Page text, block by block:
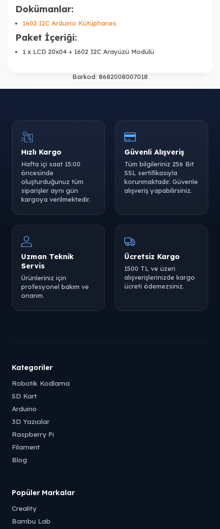
Dokümanlar:
1602 I2C Arduino Kütüphanes
Paket İçeriği:
1 x LCD 20x04 + 1602 I2C Arayüzü Modülü
Barkod: 8682008007018
Hızlı Kargo
Hafta içi saat 15:00
öncesinde
oluşturduğunuz tüm
siparişler aynı gün
kargoya verilmektedir.
Güvenli Alışveriş
Tüm bilgileriniz 256 Bit
SSL sertifikasıyla
korunmaktadır. Güvenle
alışveriş yapabilirsiniz.
Uzman Teknik
Servis
Ürünleriniz için
profesyonel bakım ve
onarım.
Ücretsiz Kargo
1500 TL ve üzeri
alışverişlerinizde kargo
ücreti ödemezsiniz.
Kategoriler
Robotik Kodlama
SD Kart
Arduino
3D Yazıcılar
Raspberry Pi
Filament
Blog
Popüler Markalar
Creality
Bambu Lab